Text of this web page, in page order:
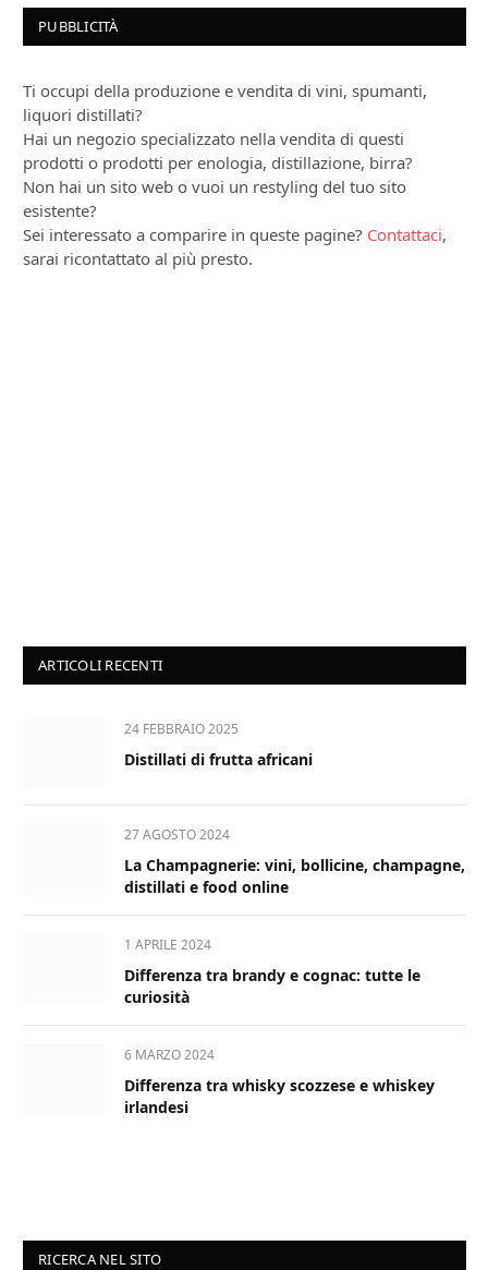
PUBBLICITÀ
Ti occupi della produzione e vendita di vini, spumanti,
liquori distillati?
Hai un negozio specializzato nella vendita di questi
prodotti o prodotti per enologia, distillazione, birra?
Non hai un sito web o vuoi un restyling del tuo sito
esistente?
Sei interessato a comparire in queste pagine? Contattaci,
sarai ricontattato al più presto.
ARTICOLI RECENTI
24 FEBBRAIO 2025
Distillati di frutta africani
27 AGOSTO 2024
La Champagnerie: vini, bollicine, champagne,
distillati e food online
1 APRILE 2024
Differenza tra brandy e cognac: tutte le
curiosità
6 MARZO 2024
Differenza tra whisky scozzese e whiskey
irlandesi
RICERCA NEL SITO